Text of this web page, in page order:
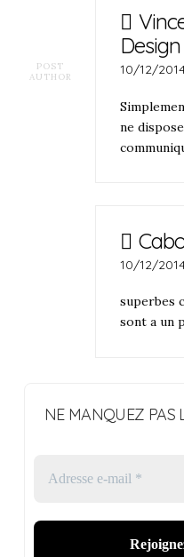
POST
AUTHOR
Design
10/12/
ne
10/12/
superbes
sont a un
NE MANQUEZ PAS